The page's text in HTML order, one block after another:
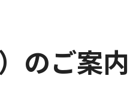
のご案内